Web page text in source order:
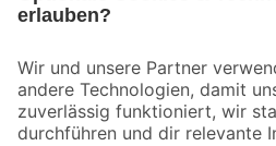
Der toom Newsletter: Keine Angebote und
Zur Newsletter Anmeldung